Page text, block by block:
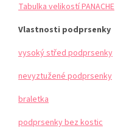
Tabulka velikostí PANACHE
Vlastnosti podprsenky
vysoký střed podprsenky
nevyztužené podprsenky
braletka
podprsenky bez kostic